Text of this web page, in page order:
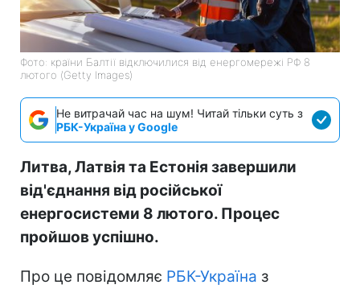
Фото: країни Балтії відключилися від енергомережі РФ 8
лютого (Getty Images)
Не витрачай час на шум! Читай тільки суть з
РБК-Україна у Google
Литва, Латвія та Естонія завершили
від'єднання від російської
енергосистеми 8 лютого. Процес
пройшов успішно.
Про це повідомляє РБК-Україна з